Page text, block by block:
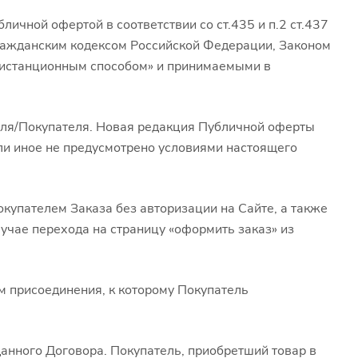
офертой в соответствии со ст.435 и п.2 ст.437
кодексом Российской Федерации, Законом
способом» и принимаемыми в
Покупателя. Новая редакция Публичной оферты
иное не предусмотрено условиями настоящего
Заказа без авторизации на Сайте, а также
перехода на страницу «оформить заказ» из
к которому Покупатель
Договора. Покупатель, приобретший товар в